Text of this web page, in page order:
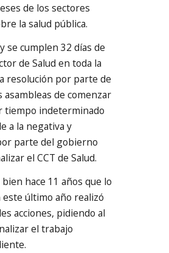
de los sectores
la salud pública.
se cumplen 32 días de
de Salud en toda la
resolución por parte de
asambleas de comenzar
tiempo indeterminado
a la negativa y
parte del gobierno
el CCT de Salud.
hace 11 años que lo
este último año realizó
acciones, pidiendo al
el trabajo